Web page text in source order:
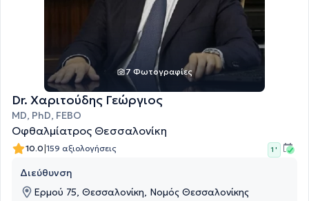
7 Φωτογραφίες
Dr. Χαριτούδης Γεώργιος
MD, PhD, FEBO
Οφθαλμίατρος Θεσσαλονίκη
10.0|159 αξιολογήσεις 1 '
Διεύθυνση
Ερμού 75, Θεσσαλονίκη, Νομός Θεσσαλονίκης